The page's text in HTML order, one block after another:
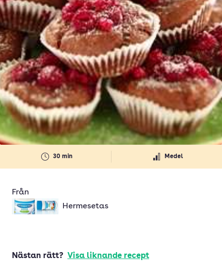
30 min Medel
Från
Hermesetas
Nästan rätt? Visa liknande recept